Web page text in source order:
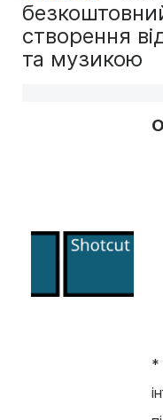
створення
та музикою
*